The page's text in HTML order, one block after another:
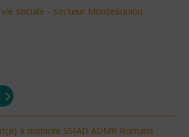
sociale - secteur Montesquiou
à domicile SSIAD ADMR Romans